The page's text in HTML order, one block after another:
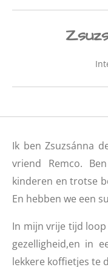
Ik ben Zsuzsánna
vriend Remco.
kinderen en trotse
En hebben we een
In mijn vrije tijd
gezelligheid,en in
lekkere koffietjes te